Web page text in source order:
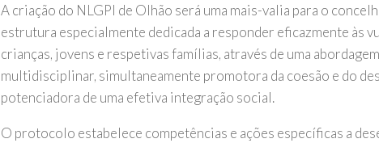
A criação do NLGPI de Olhão será uma mais-valia para o
estrutura especialmente dedicada a responder eficazmente às
crianças, jovens e respetivas famílias, através de uma
multidisciplinar, simultaneamente promotora da coesão e do
potenciadora de uma efetiva integração social.
O protocolo estabelece competências e ações específicas a